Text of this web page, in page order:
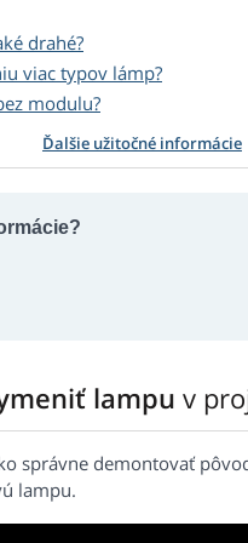
drahé?
viac typov lámp?
modulu?
Ďalšie užitočné informácie
lampu v
správne demontovať
lampu.